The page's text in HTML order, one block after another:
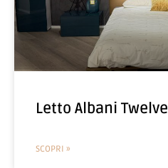
Letto Albani Twelve
SCOPRI »